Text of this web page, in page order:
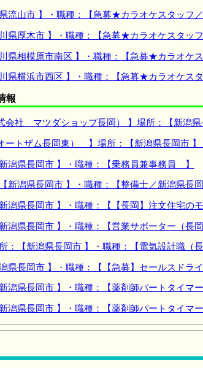
山市 】・職種：【急募★カラオケスタッフ
厚木市 】・職種：【急募★カラオケスタッ
相模原市南区 】・職種：【急募★カラオケ
横浜市西区 】・職種：【急募★カラオケス
報
会社 マツダショップ長岡） 】場所：【新潟
トザム長岡東） 】場所：【新潟県長岡市 】
県長岡市 】・職種：【乗務員兼事務員 】
潟県長岡市 】・職種：【整備士／新潟県長岡
潟県長岡市 】・職種：【【長岡】注文住宅の
県長岡市 】・職種：【営業サポーター（長岡
【新潟県長岡市 】・職種：【電気設計職（長
長岡市 】・職種：【【急募】セールスドラ
県長岡市 】・職種：【薬剤師パートタイマー
県長岡市 】・職種：【薬剤師パートタイマー